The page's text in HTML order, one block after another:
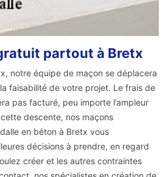
partout à Bretx
notre équipe de maçon se déplacera
faisabilité de votre projet. Le frais de
pas facturé, peu importe l’ampleur
descente, nos maçons
en béton à Bretx vous
décisions à prendre, en regard
créer et les autres contraintes